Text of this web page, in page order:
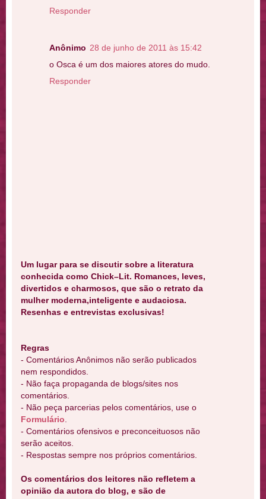
Responder
Anônimo 28 de junho de 2011 às 15:42
o Osca é um dos maiores atores do mudo.
Responder
Um lugar para se discutir sobre a literatura
conhecida como Chick–Lit. Romances, leves,
divertidos e charmosos, que são o retrato da
mulher moderna,inteligente e audaciosa.
Resenhas e entrevistas exclusivas!
Regras
- Comentários Anônimos não serão publicados
nem respondidos.
- Não faça propaganda de blogs/sites nos
comentários.
- Não peça parcerias pelos comentários, use o
Formulário
- Comentários ofensivos e preconceituosos não
serão aceitos.
- Respostas sempre nos próprios comentários.
Os comentários dos leitores não refletem a
opinião da autora do blog, e são de